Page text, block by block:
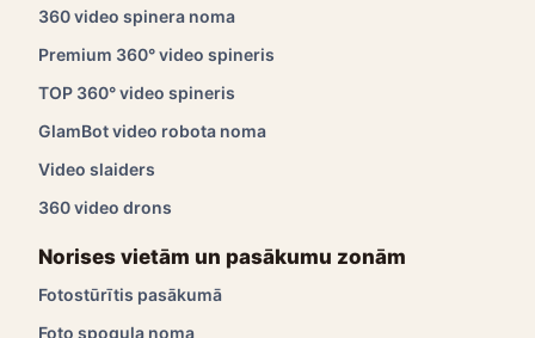
360 video spinera noma
Premium 360° video spineris
TOP 360° video spineris
GlamBot video robota noma
Video slaiders
360 video drons
Norises vietām un pasākumu zonām
Fotostūrītis pasākumā
Foto spoguļa noma